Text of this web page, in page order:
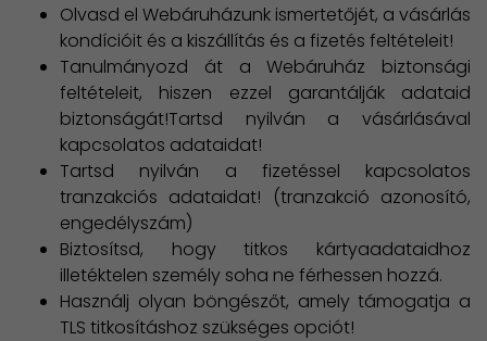
Olvasd el Webáruházunk ismertetőjét, a vásárlás
kondícióit és a kiszállítás és a fizetés feltételeit!
Tanulmányozd át a Webáruház biztonsági
feltételeit, hiszen ezzel garantálják adataid
biztonságát!Tartsd nyilván a vásárlásával
kapcsolatos adataidat!
Tartsd nyilván a fizetéssel kapcsolatos
tranzakciós adataidat! (tranzakció azonosító,
engedélyszám)
Biztosítsd, hogy titkos kártyaadataidhoz
illetéktelen személy soha ne férhessen hozzá.
Használj olyan böngészőt, amely támogatja a
TLS titkosításhoz szükséges opciót!